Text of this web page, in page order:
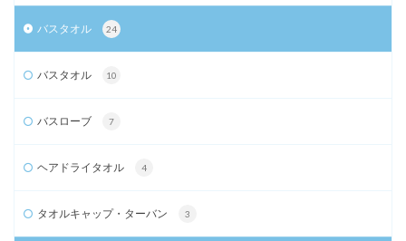
バスタオル 24
バスタオル 10
バスローブ 7
ヘアドライタオル 4
タオルキャップ・ターバン 3